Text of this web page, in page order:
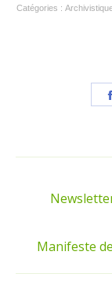
Catégories :
article
Manifeste